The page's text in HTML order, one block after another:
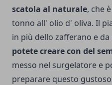
scatola al naturale, che
tonno all' olio d' oliva. Il
in più dello zafferano e da
potete creare con del
messo nel surgelatore e
preparare questo